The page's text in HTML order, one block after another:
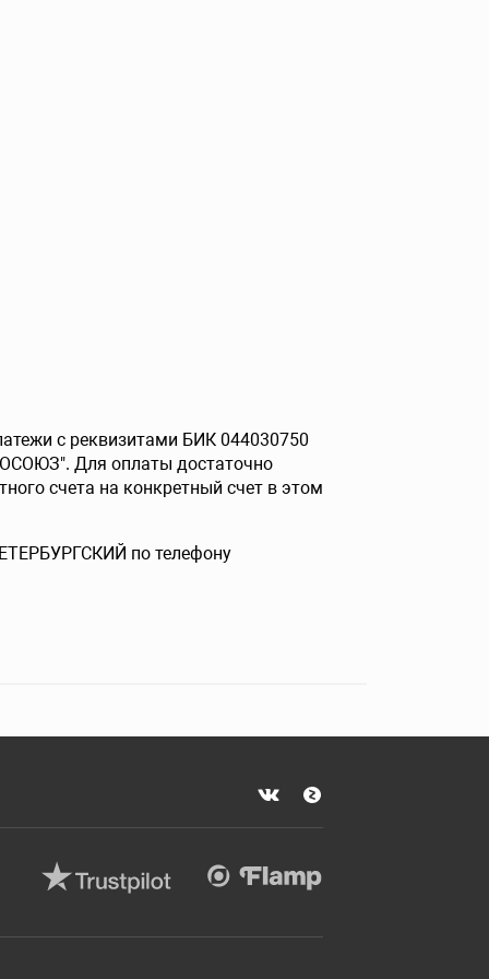
с реквизитами БИК 044030750
Для оплаты достаточно
счета на конкретный счет в этом
по телефону